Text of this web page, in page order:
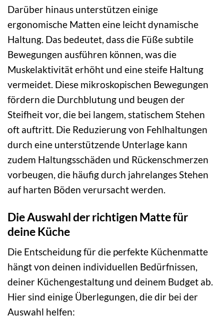
Darüber hinaus unterstützen einige
ergonomische Matten eine leicht dynamische
Haltung. Das bedeutet, dass die Füße subtile
Bewegungen ausführen können, was die
Muskelaktivität erhöht und eine steife Haltung
vermeidet. Diese mikroskopischen Bewegungen
fördern die Durchblutung und beugen der
Steifheit vor, die bei langem, statischem Stehen
oft auftritt. Die Reduzierung von Fehlhaltungen
durch eine unterstützende Unterlage kann
zudem Haltungsschäden und Rückenschmerzen
vorbeugen, die häufig durch jahrelanges Stehen
auf harten Böden verursacht werden.
Die Auswahl der richtigen Matte für
deine Küche
Die Entscheidung für die perfekte Küchenmatte
hängt von deinen individuellen Bedürfnissen,
deiner Küchengestaltung und deinem Budget ab.
Hier sind einige Überlegungen, die dir bei der
Auswahl helfen: